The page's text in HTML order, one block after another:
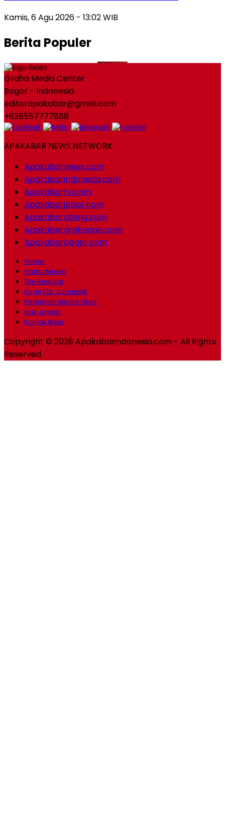
Kamis, 6 Agu 2026 - 13:02 WIB
Berita Populer
Graha Media Center
Bogor - Indonesia
editorapakabar@gmail.com
+628557777888
APAKABAR NEWS NETWORK
Apakabarnews.com
Apakabarindonesia.com
Apakabartv.com
Apakabarjabar.com
Apakabarateng.com
Apakabargrobogan.com
Apakabarbogor.com
Home
Histori Media
Tim Redaksi
Kode Etik Jurnalistik
Pedoman Media Siber
Hak Jawab
Kontak Iklan
Copyright © 2026 Apakabarindonesia.com - All Rights
Reserved